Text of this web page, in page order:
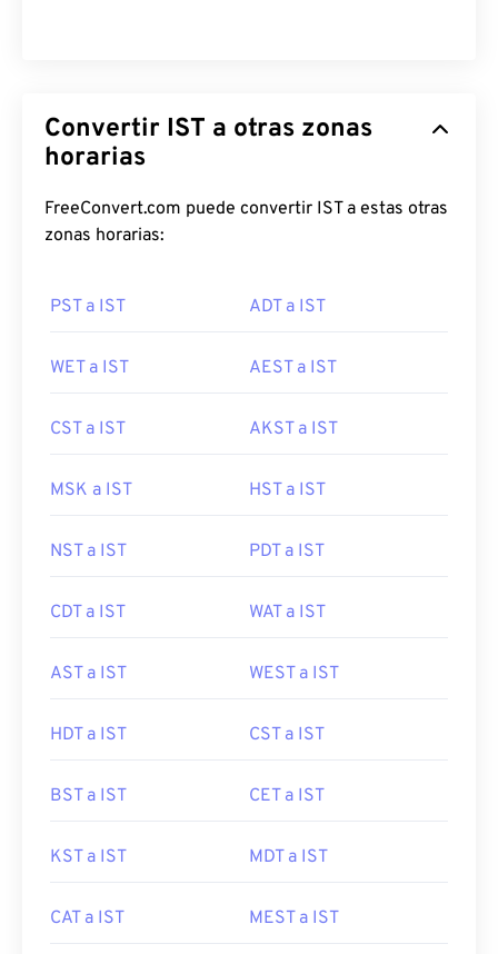
Convertir IST a otras zonas
horarias
FreeConvert.com puede convertir IST a estas otras
zonas horarias:
PST a IST ADT a IST
WET a IST AEST a IST
CST a IST AKST a IST
MSK a IST HST a IST
NST a IST PDT a IST
CDT a IST WAT a IST
AST a IST WEST a IST
HDT a IST CST a IST
BST a IST CET a IST
KST a IST MDT a IST
CAT a IST MEST a IST